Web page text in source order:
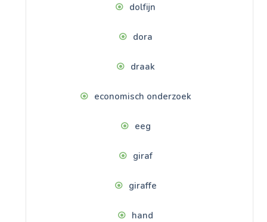
dolfijn
dora
draak
economisch onderzoek
eeg
giraf
giraffe
hand